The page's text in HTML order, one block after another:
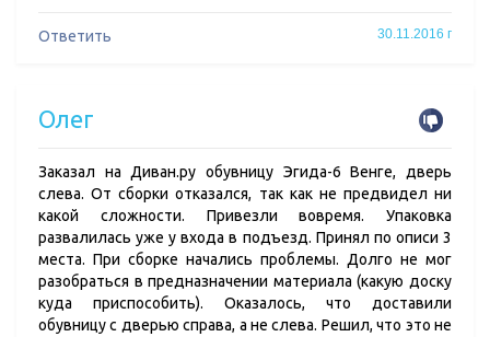
Ответить 30.11.2016 г
Олег
Заказал на Диван.ру обувницу Эгида-6 Венге, дверь
слева. От сборки отказался, так как не предвидел ни
какой сложности. Привезли вовремя. Упаковка
развалилась уже у входа в подъезд. Принял по описи 3
места. При сборке начались проблемы. Долго не мог
разобраться в предназначении материала (какую доску
куда приспособить). Оказалось, что доставили
обувницу с дверью справа, а не слева. Решил, что это не